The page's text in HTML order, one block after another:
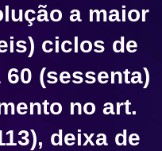
E
A
Ã
a maior
ciclos de
(sessenta)
no art.
deixa de